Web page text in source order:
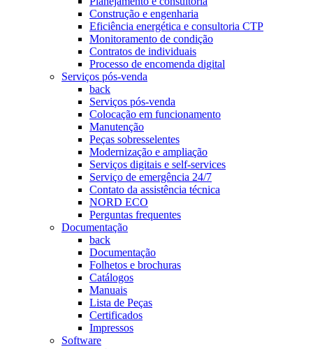
Construção e engenharia
Eficiência energética e consultoria CTP
Monitoramento de condição
Contratos de individuais
Processo de encomenda digital
Serviços pós-venda
back
Serviços pós-venda
Colocação em funcionamento
Manutenção
Peças sobresselentes
Modernização e ampliação
Serviços digitais e self-services
Serviço de emergência 24/7
Contato da assistência técnica
NORD ECO
Perguntas frequentes
Documentação
back
Documentação
Folhetos e brochuras
Catálogos
Manuais
Lista de Peças
Certificados
Impressos
Software